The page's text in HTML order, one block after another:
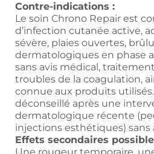
Contre-indications :
Le soin Chrono Repair est
d’infection cutanée active,
sévère, plaies ouvertes,
dermatologiques en phase
sans avis médical,
troubles de la coagulation,
connue aux produits
déconseillé après une
dermatologique récente
injections esthétiques) sans
Effets secondaires